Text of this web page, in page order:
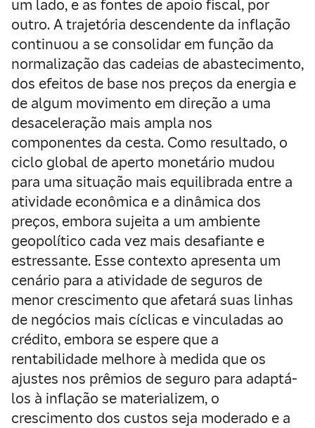
um lado, e as fontes de apoio fiscal, por
outro. A trajetória descendente da inflação
continuou a se consolidar em função da
normalização das cadeias de abastecimento,
dos efeitos de base nos preços da energia e
de algum movimento em direção a uma
desaceleração mais ampla nos
componentes da cesta. Como resultado, o
ciclo global de aperto monetário mudou
para uma situação mais equilibrada entre a
atividade econômica e a dinâmica dos
preços, embora sujeita a um ambiente
geopolítico cada vez mais desafiante e
estressante. Esse contexto apresenta um
cenário para a atividade de seguros de
menor crescimento que afetará suas linhas
de negócios mais cíclicas e vinculadas ao
crédito, embora se espere que a
rentabilidade melhore à medida que os
ajustes nos prêmios de seguro para adaptá-
los à inflação se materializem, o
crescimento dos custos seja moderado e a